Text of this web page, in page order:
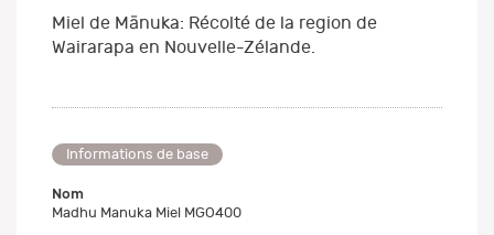
Miel de Mānuka: Récolté de la region de
Wairarapa en Nouvelle-Zélande.
Informations de base
Nom
Madhu Manuka Miel MGO400